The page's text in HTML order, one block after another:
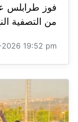
من التصفية
19:52 pm